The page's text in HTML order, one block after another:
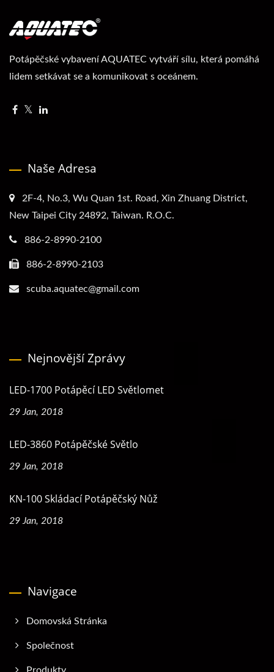
Potápěčské vybavení AQUATEC vytváří sílu, která pomáhá
lidem setkávat se a komunikovat s oceánem.
Naše Adresa
2F-4, No.3, Wu Quan 1st. Road, Xin Zhuang District,
New Taipei City 24892, Taiwan. R.O.C.
886-2-8990-2100
886-2-8990-2103
scuba.aquatec@gmail.com
Nejnovější Zprávy
LED-1700 Potápěcí LED Světlomet
29 Jan, 2018
LED-3860 Potápěčské Světlo
29 Jan, 2018
KN-100 Skládací Potápěčský Nůž
29 Jan, 2018
Navigace
Domovská Stránka
Společnost